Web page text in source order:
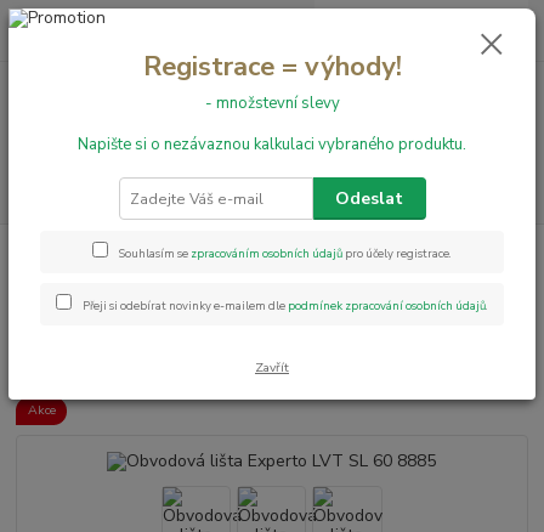
+420 731 199 591 0,00 Kč
Obvodové lišty Obvodové lišty k Experto LVT 30
Obvodová lišta
Obvodová lišta Experto LVT SL
Akce
Registrace = výhody!
- množstevní slevy
Napište si o nezávaznou kalkulaci vybraného produktu.
Odeslat
Souhlasím se zpracováním osobních údajů pro účely registrace.
Přeji si odebírat novinky e-mailem dle podmínek zpracování osobních údajů.
Zavřít